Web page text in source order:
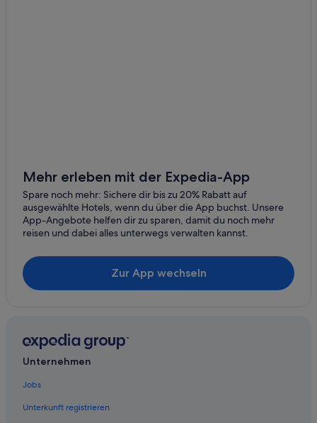
Mehr erleben mit der Expedia-App
Spare noch mehr: Sichere dir bis zu 20% Rabatt auf
ausgewählte Hotels, wenn du über die App buchst. Unsere
App-Angebote helfen dir zu sparen, damit du noch mehr
reisen und dabei alles unterwegs verwalten kannst.
Zur App wechseln
Unternehmen
Jobs
Unterkunft registrieren